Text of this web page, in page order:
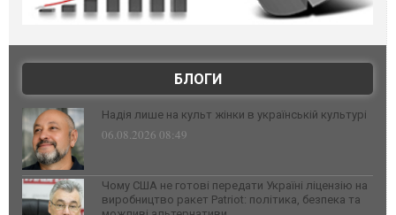
БЛОГИ
Надія лише на культ жінки в українській культурі
06.08.2026 08:49
Чому США не готові передати Україні ліцензію на
виробництво ракет Patriot: політика, безпека та